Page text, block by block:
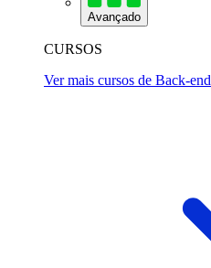
Avançado
CURSOS
Ver mais cursos de Back-end